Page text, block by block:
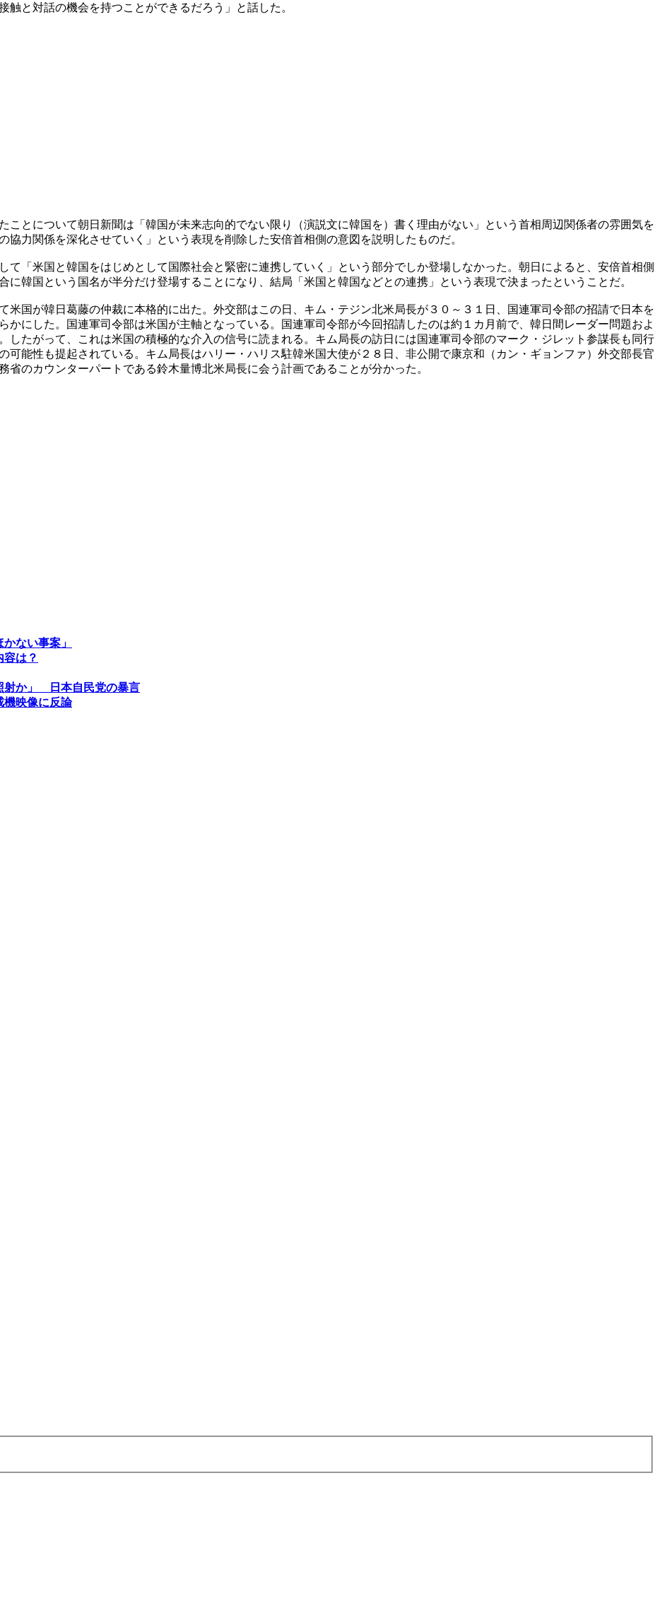
と対話の機会を持つことができるだろう」と話した。
ことについて朝日新聞は「韓国が未来志向的でない限り（演説文に韓国を）書く理由がない」という首相周辺関係者の雰囲気を
力関係を深化させていく」という表現を削除した安倍首相側の意図を説明したものだ。
て「米国と韓国をはじめとして国際社会と緊密に連携していく」という部分でしか登場しなかった。朝日によると、安倍首相側
韓国という国名が半分だけ登場することになり、結局「米国と韓国などとの連携」という表現で決まったということだ。
米国が韓日葛藤の仲裁に本格的に出た。外交部はこの日、キム・テジン北米局長が３０～３１日、国連軍司令部の招請で日本を
かにした。国連軍司令部は米国が主軸となっている。国連軍司令部が今回招請したのは約１カ月前で、韓日間レーダー問題およ
したがって、これは米国の積極的な介入の信号に読まれる。キム局長の訪日には国連軍司令部のマーク・ジレット参謀長も同行
可能性も提起されている。キム局長はハリー・ハリス駐韓米国大使が２８日、非公開で康京和（カン・ギョンファ）外交部長官
のカウンターパートである鈴木量博北米局長に会う計画であることが分かった。
ない事案」
は？
射か」 日本自民党の暴言
機映像に反論